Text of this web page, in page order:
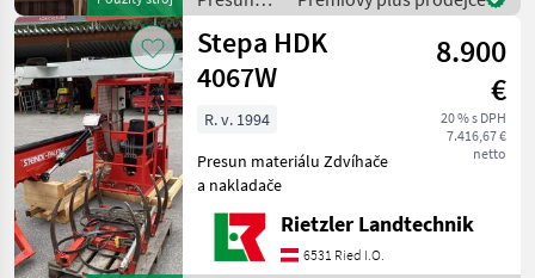
Nakladace
Stepa
VYBRAT
KATEGORII
Stepa
Maraton
Grasmugg
materiálu
/ Stepa
Stepa HDK
4067W
8.900
€
20 % s DPH
7.416,67 €
netto
R. v. 1994
Presun materiálu Zdvíhače
a nakladače
Rietzler Landtechnik
6531 Ried I.O.